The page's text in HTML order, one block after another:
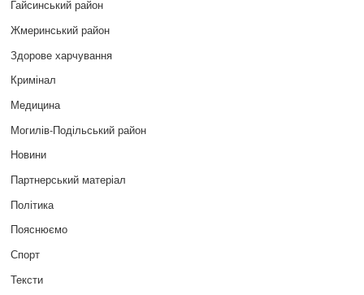
Гайсинський район
Жмеринський район
Здорове харчування
Кримінал
Медицина
Могилів-Подільський район
Новини
Партнерський матеріал
Політика
Пояснюємо
Спорт
Тексти